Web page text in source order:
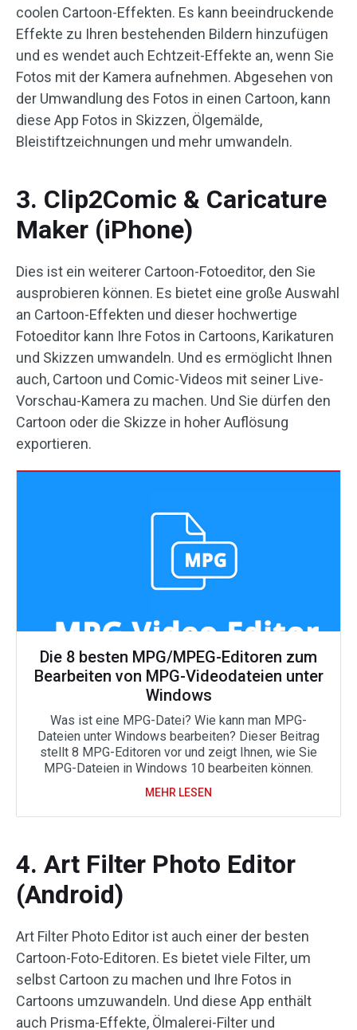
coolen Cartoon-Effekten. Es kann beeindruckende
Effekte zu Ihren bestehenden Bildern hinzufügen
und es wendet auch Echtzeit-Effekte an, wenn Sie
Fotos mit der Kamera aufnehmen. Abgesehen von
der Umwandlung des Fotos in einen Cartoon, kann
diese App Fotos in Skizzen, Ölgemälde,
Bleistiftzeichnungen und mehr umwandeln.
3. Clip2Comic & Caricature
Maker (iPhone)
Dies ist ein weiterer Cartoon-Fotoeditor, den Sie
ausprobieren können. Es bietet eine große Auswahl
an Cartoon-Effekten und dieser hochwertige
Fotoeditor kann Ihre Fotos in Cartoons, Karikaturen
und Skizzen umwandeln. Und es ermöglicht Ihnen
auch, Cartoon und Comic-Videos mit seiner Live-
Vorschau-Kamera zu machen. Und Sie dürfen den
Cartoon oder die Skizze in hoher Auflösung
exportieren.
Die 8 besten MPG/MPEG-Editoren zum
Bearbeiten von MPG-Videodateien unter
Windows
Was ist eine MPG-Datei? Wie kann man MPG-
Dateien unter Windows bearbeiten? Dieser Beitrag
stellt 8 MPG-Editoren vor und zeigt Ihnen, wie Sie
MPG-Dateien in Windows 10 bearbeiten können.
MEHR LESEN
4. Art Filter Photo Editor
(Android)
Art Filter Photo Editor ist auch einer der besten
Cartoon-Foto-Editoren. Es bietet viele Filter, um
selbst Cartoon zu machen und Ihre Fotos in
Cartoons umzuwandeln. Und diese App enthält
auch Prisma-Effekte, Ölmalerei-Filter und